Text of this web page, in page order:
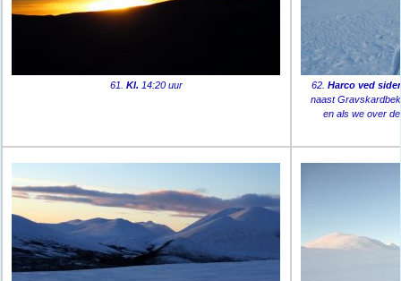
61. Kl. 14:20 uur 62.Harco ved
naast
en als we over